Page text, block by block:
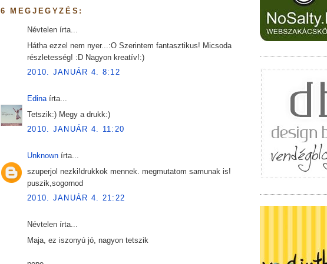
6 MEGJEGYZÉS:
Névtelen írta...
Hátha ezzel nem nyer...:O Szerintem fantasztikus! Micsoda
részletesség! :D Nagyon kreatív!:)
2010. JANUÁR 4. 8:12
Edinaírta...
Tetszik:) Megy a drukk:)
2010. JANUÁR 4. 11:20
Unknown írta...
szuperjol nezki!drukkok mennek. megmutatom samunak is!
puszik,sogornod
2010. JANUÁR 4. 21:22
Névtelen írta...
Maja, ez iszonyú jó, nagyon tetszik